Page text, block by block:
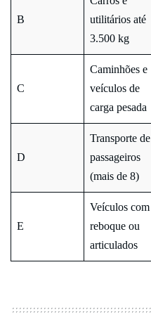
B
utilitários até
3.500 kg
C
Caminhões e
veículos de
carga pesada
D
Transporte de
passageiros
(mais de 8)
E
Veículos com
reboque ou
articulados